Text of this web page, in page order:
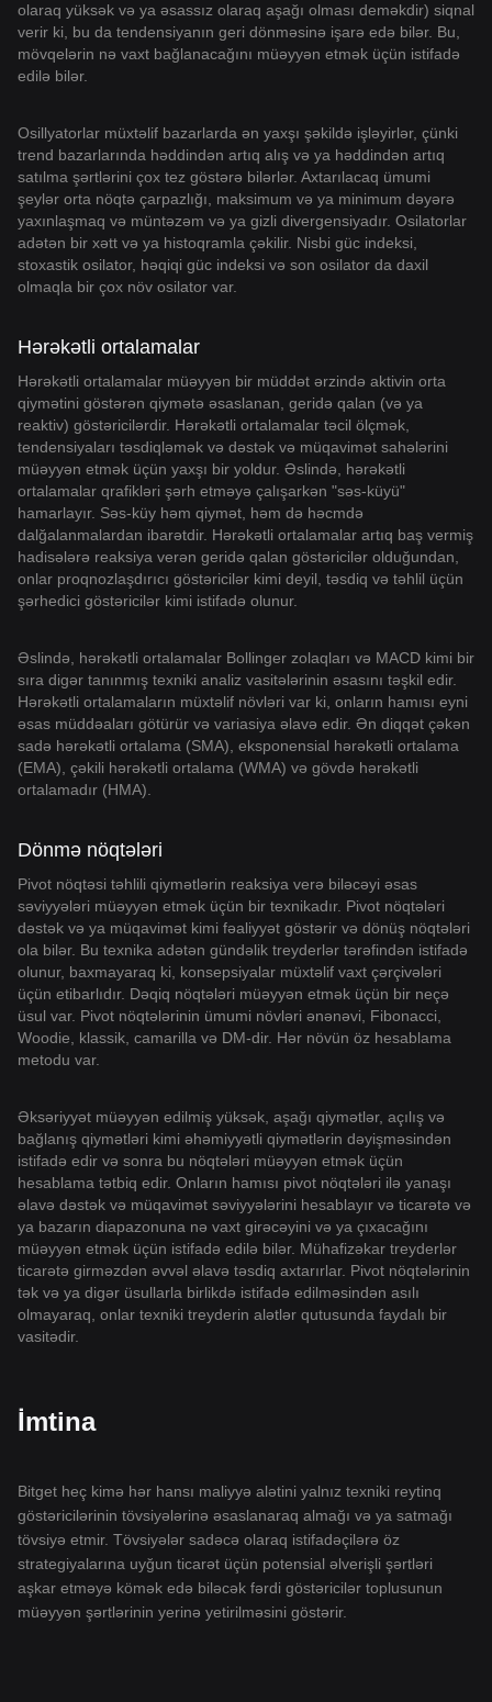
olaraq yüksək və ya əsassız olaraq aşağı olması deməkdir) siqnal
verir ki, bu da tendensiyanın geri dönməsinə işarə edə bilər. Bu,
mövqelərin nə vaxt bağlanacağını müəyyən etmək üçün istifadə
edilə bilər.
Osillyatorlar müxtəlif bazarlarda ən yaxşı şəkildə işləyirlər, çünki
trend bazarlarında həddindən artıq alış və ya həddindən artıq
satılma şərtlərini çox tez göstərə bilərlər. Axtarılacaq ümumi
şeylər orta nöqtə çarpazlığı, maksimum və ya minimum dəyərə
yaxınlaşmaq və müntəzəm və ya gizli divergensiyadır. Osilatorlar
adətən bir xətt və ya histoqramla çəkilir. Nisbi güc indeksi,
stoxastik osilator, həqiqi güc indeksi və son osilator da daxil
olmaqla bir çox növ osilator var.
Hərəkətli ortalamalar
Hərəkətli ortalamalar müəyyən bir müddət ərzində aktivin orta
qiymətini göstərən qiymətə əsaslanan, geridə qalan (və ya
reaktiv) göstəricilərdir. Hərəkətli ortalamalar təcil ölçmək,
tendensiyaları təsdiqləmək və dəstək və müqavimət sahələrini
müəyyən etmək üçün yaxşı bir yoldur. Əslində, hərəkətli
ortalamalar qrafikləri şərh etməyə çalışarkən "səs-küyü"
hamarlayır. Səs-küy həm qiymət, həm də həcmdə
dalğalanmalardan ibarətdir. Hərəkətli ortalamalar artıq baş vermiş
hadisələrə reaksiya verən geridə qalan göstəricilər olduğundan,
onlar proqnozlaşdırıcı göstəricilər kimi deyil, təsdiq və təhlil üçün
şərhedici göstəricilər kimi istifadə olunur.
Əslində, hərəkətli ortalamalar Bollinger zolaqları və MACD kimi bir
sıra digər tanınmış texniki analiz vasitələrinin əsasını təşkil edir.
Hərəkətli ortalamaların müxtəlif növləri var ki, onların hamısı eyni
əsas müddəaları götürür və variasiya əlavə edir. Ən diqqət çəkən
sadə hərəkətli ortalama (SMA), eksponensial hərəkətli ortalama
(EMA), çəkili hərəkətli ortalama (WMA) və gövdə hərəkətli
ortalamadır (HMA).
Dönmə nöqtələri
Pivot nöqtəsi təhlili qiymətlərin reaksiya verə biləcəyi əsas
səviyyələri müəyyən etmək üçün bir texnikadır. Pivot nöqtələri
dəstək və ya müqavimət kimi fəaliyyət göstərir və dönüş nöqtələri
ola bilər. Bu texnika adətən gündəlik treyderlər tərəfindən istifadə
olunur, baxmayaraq ki, konsepsiyalar müxtəlif vaxt çərçivələri
üçün etibarlıdır. Dəqiq nöqtələri müəyyən etmək üçün bir neçə
üsul var. Pivot nöqtələrinin ümumi növləri ənənəvi, Fibonacci,
Woodie, klassik, camarilla və DM-dir. Hər növün öz hesablama
metodu var.
Əksəriyyət müəyyən edilmiş yüksək, aşağı qiymətlər, açılış və
bağlanış qiymətləri kimi əhəmiyyətli qiymətlərin dəyişməsindən
istifadə edir və sonra bu nöqtələri müəyyən etmək üçün
hesablama tətbiq edir. Onların hamısı pivot nöqtələri ilə yanaşı
əlavə dəstək və müqavimət səviyyələrini hesablayır və ticarətə və
ya bazarın diapazonuna nə vaxt girəcəyini və ya çıxacağını
müəyyən etmək üçün istifadə edilə bilər. Mühafizəkar treyderlər
ticarətə girməzdən əvvəl əlavə təsdiq axtarırlar. Pivot nöqtələrinin
tək və ya digər üsullarla birlikdə istifadə edilməsindən asılı
olmayaraq, onlar texniki treyderin alətlər qutusunda faydalı bir
vasitədir.
İmtina
Bitget heç kimə hər hansı maliyyə alətini yalnız texniki reytinq
göstəricilərinin tövsiyələrinə əsaslanaraq almağı və ya satmağı
tövsiyə etmir. Tövsiyələr sadəcə olaraq istifadəçilərə öz
strategiyalarına uyğun ticarət üçün potensial əlverişli şərtləri
aşkar etməyə kömək edə biləcək fərdi göstəricilər toplusunun
müəyyən şərtlərinin yerinə yetirilməsini göstərir.